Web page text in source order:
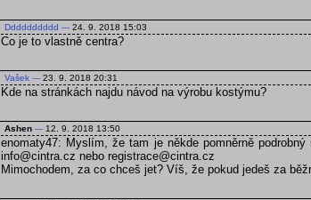
Dddddddddd --- 24. 9. 2018 15:03
Co je to vlastně centra?
Vašek --- 23. 9. 2018 20:31
Kde na stránkách najdu návod na výrobu kostýmu?
Ashen --- 12. 9. 2018 13:50
enomaty47: Myslím, že tam je někde pomněrně
info@cintra.cz nebo registrace@cintra.cz
Mimochodem, za co chceš jet? Víš, že pokud jedeš za